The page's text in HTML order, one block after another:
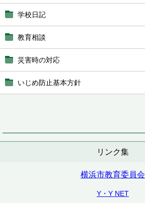
学校日記
教育相談
災害時の対応
いじめ防止基本方針
リンク集
横浜市教育委員会
Y・Y NET